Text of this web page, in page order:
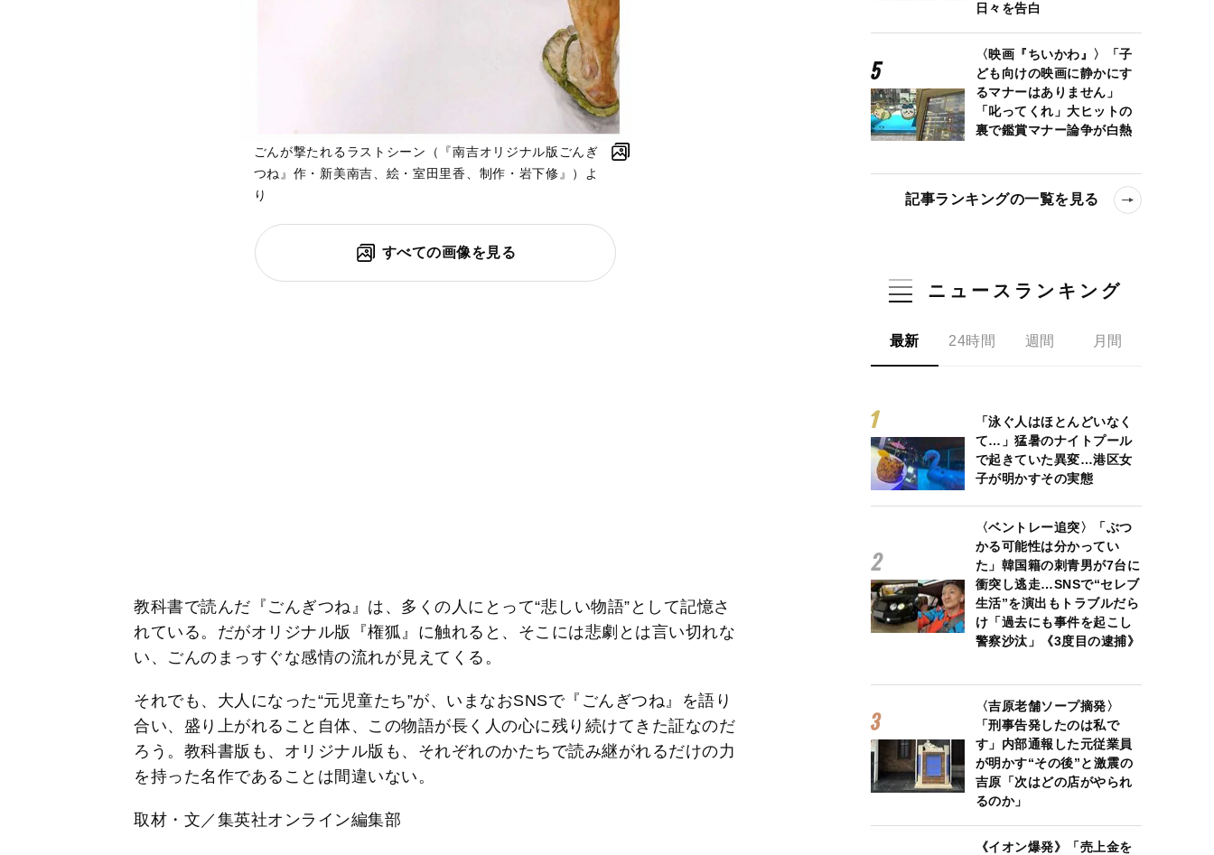
ごんが撃たれるラストシーン（『南吉オリジナル版ごんぎ
つね』作・新美南吉、絵・室田里香、制作・岩下修』）よ
り
すべての画像を見る
教科書で読んだ『ごんぎつね』は、多くの人にとって“悲しい物語”として記憶さ
れている。だがオリジナル版『権狐』に触れると、そこには悲劇とは言い切れな
い、ごんのまっすぐな感情の流れが見えてくる。
それでも、大人になった“元児童たち”が、いまなおSNSで『ごんぎつね』を語り
合い、盛り上がれること自体、この物語が長く人の心に残り続けてきた証なのだ
ろう。教科書版も、オリジナル版も、それぞれのかたちで読み継がれるだけの力
を持った名作であることは間違いない。
取材・文／集英社オンライン編集部
日々を告白
〈映画『ちいかわ』〉「子
ども向けの映画に静かにす
るマナーはありません」
「叱ってくれ」大ヒットの
裏で鑑賞マナー論争が白熱
記事ランキングの一覧を見る
ニュースランキング
最新 24時間 週間 月間
「泳ぐ人はほとんどいなく
て…」猛暑のナイトプール
で起きていた異変…港区女
子が明かすその実態
〈ベントレー追突〉「ぶつ
かる可能性は分かってい
た」韓国籍の刺青男が7台に
衝突し逃走…SNSで“セレブ
生活”を演出もトラブルだら
け「過去にも事件を起こし
警察沙汰」《3度目の逮捕》
〈吉原老舗ソープ摘発〉
「刑事告発したのは私で
す」内部通報した元従業員
が明かす“その後”と激震の
吉原「次はどの店がやられ
るのか」
《イオン爆発》「売上金を